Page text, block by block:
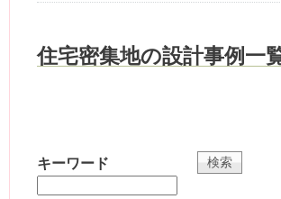
住宅密集地の設計事例一
キーワード